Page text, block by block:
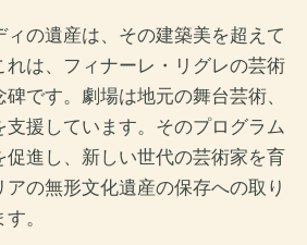
ィの遺産は、その建築美を超えて
れは、フィナーレ・リグレの芸術
です。劇場は地元の舞台芸術、
援しています。そのプログラム
促進し、新しい世代の芸術家を育
の無形文化遺産の保存への取り
。